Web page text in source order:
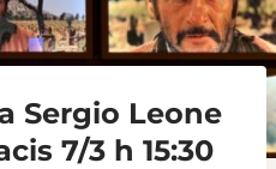
Sergio Leone
7/3 h 15:30